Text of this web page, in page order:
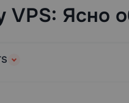
VPS: Ясно